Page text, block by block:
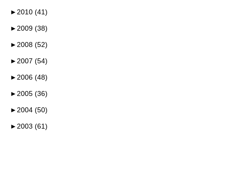
► 2010 (41)
► 2009 (38)
► 2008 (52)
► 2007 (54)
► 2006 (48)
► 2005 (36)
► 2004 (50)
► 2003 (61)